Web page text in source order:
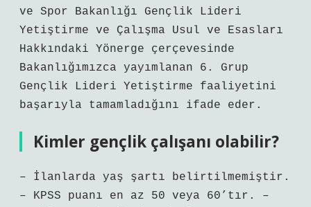
ve Spor Bakanlığı Gençlik Lideri
Yetiştirme ve Çalışma Usul ve Esasları
Hakkındaki Yönerge çerçevesinde
Bakanlığımızca yayımlanan 6. Grup
Gençlik Lideri Yetiştirme faaliyetini
başarıyla tamamladığını ifade eder.
Kimler gençlik çalışanı olabilir?
– İlanlarda yaş şartı belirtilmemiştir.
– KPSS puanı en az 50 veya 60’tır. –